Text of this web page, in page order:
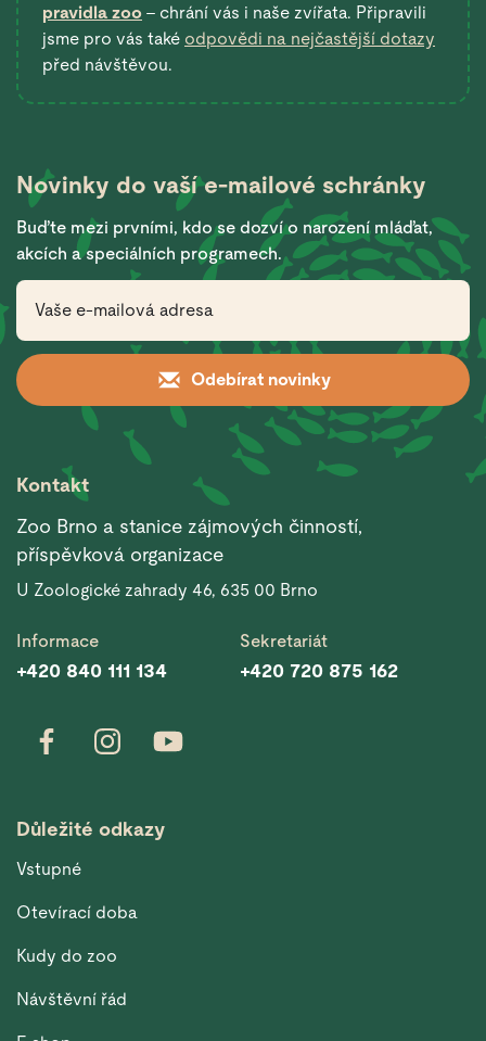
pravidla zoo – chrání vás i naše zvířata. Připravili
jsme pro vás také odpovědi na nejčastější dotazy
před návštěvou.
Novinky do vašíe-mailové schránky
Buďte mezi prvními, kdo se dozví o narození mláďat,
akcích a speciálních programech.
Odebírat novinky
Kontakt
Zoo Brno a stanice zájmových činností,
příspěvková organizace
U Zoologické zahrady 46, 635 00 Brno
Informace
+420 840 111 134
Sekretariát
+420 720 875 162
Důležité odkazy
Vstupné
Otevírací doba
Kudy do zoo
Návštěvní řád